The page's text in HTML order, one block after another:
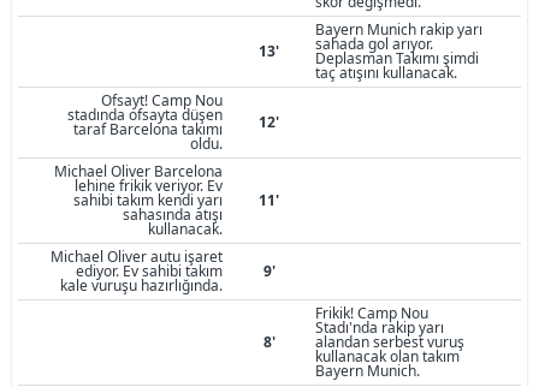
13'
Bayern Munich rakip yarı
sahada gol arıyor.
Deplasman Takımı şimdi
taç atışını kullanacak.
Ofsayt! Camp Nou
stadında ofsayta düşen
taraf Barcelona takımı
oldu.
12'
Michael Oliver Barcelona
lehine frikik veriyor. Ev
sahibi takım kendi yarı
sahasında atışı
kullanacak.
11'
Michael Oliver autu işaret
ediyor. Ev sahibi takım
kale vuruşu hazırlığında.
9'
8'
Frikik! Camp Nou
Stadı'nda rakip yarı
alandan serbest vuruş
kullanacak olan takım
Bayern Munich.